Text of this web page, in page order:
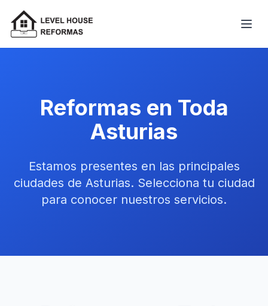
Reformas en Toda
Asturias
Estamos presentes en las principales
ciudades de Asturias. Selecciona tu ciudad
para conocer nuestros servicios.